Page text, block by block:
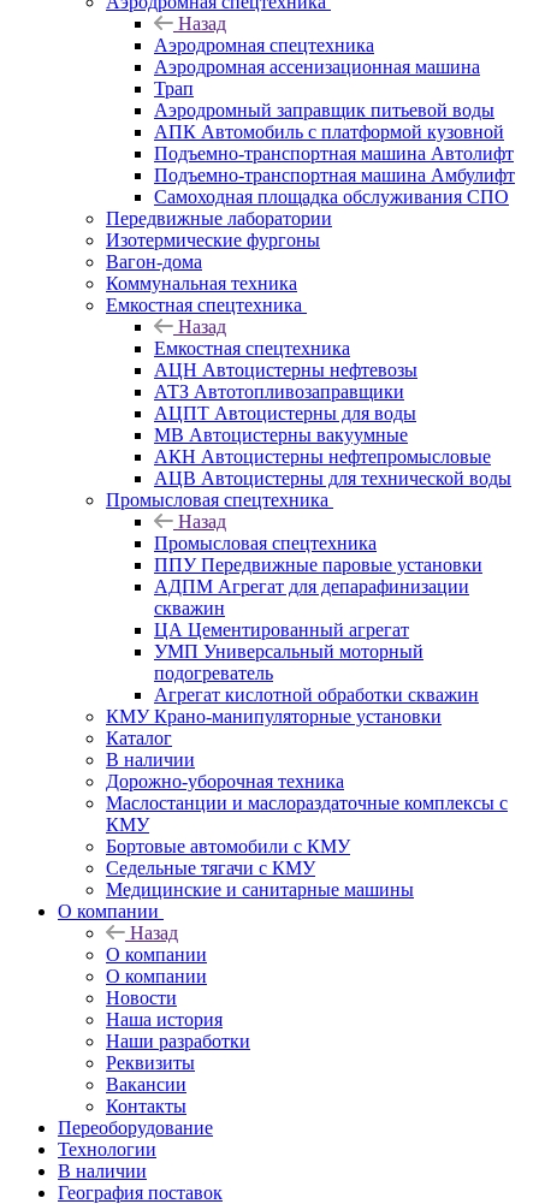
Назад
Аэродромная спецтехника
Аэродромная ассенизационная машина
Трап
Аэродромный заправщик питьевой воды
АПК Автомобиль с платформой кузовной
Подъемно-транспортная машина Автолифт
Подъемно-транспортная машина Амбулифт
Самоходная площадка обслуживания СПО
Передвижные лаборатории
Изотермические фургоны
Вагон-дома
Коммунальная техника
Емкостная спецтехника
Назад
Емкостная спецтехника
АЦН Автоцистерны нефтевозы
АТЗ Автотопливозаправщики
АЦПТ Автоцистерны для воды
МВ Автоцистерны вакуумные
АКН Автоцистерны нефтепромысловые
АЦВ Автоцистерны для технической воды
Промысловая спецтехника
Назад
Промысловая спецтехника
ППУ Передвижные паровые установки
АДПМ Агрегат для депарафинизации
скважин
ЦА Цементированный агрегат
УМП Универсальный моторный
подогреватель
Агрегат кислотной обработки скважин
КМУ Крано-манипуляторные установки
Каталог
В наличии
Дорожно-уборочная техника
Маслостанции и маслораздаточные комплексы с
КМУ
Бортовые автомобили с КМУ
Седельные тягачи с КМУ
Медицинские и санитарные машины
О компании
Назад
О компании
О компании
Новости
Наша история
Наши разработки
Реквизиты
Вакансии
Контакты
Переоборудование
Технологии
В наличии
География поставок